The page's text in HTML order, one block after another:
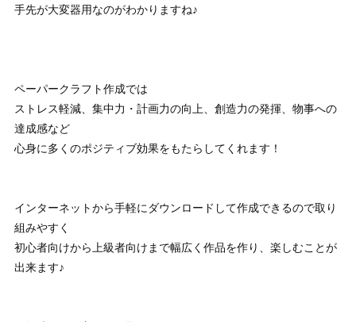
手先が大変器用なのがわかりますね♪
ペーパークラフト作成では
ストレス軽減、集中力・計画力の向上、創造力の発揮、物事への
達成感など
心身に多くのポジティブ効果をもたらしてくれます！
インターネットから手軽にダウンロードして作成できるので取り
組みやすく
初心者向けから上級者向けまで幅広く作品を作り、楽しむことが
出来ます♪